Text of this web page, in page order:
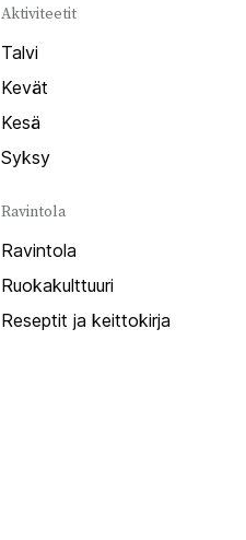
Aktiviteetit
Talvi
Kevät
Kesä
Syksy
Ravintola
Ravintola
Ruokakulttuuri
Reseptit ja keittokirja